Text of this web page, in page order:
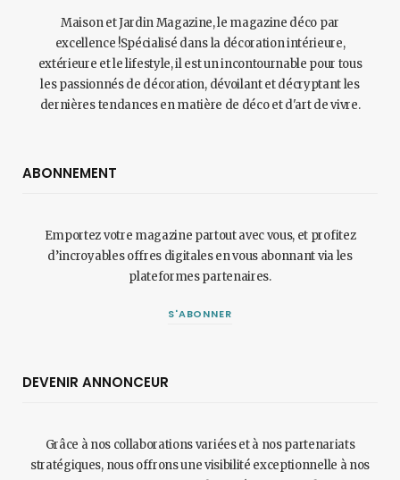
Maison et Jardin Magazine, le magazine déco par
excellence !Spécialisé dans la décoration intérieure,
extérieure et le lifestyle, il est un incontournable pour tous
les passionnés de décoration, dévoilant et décryptant les
dernières tendances en matière de déco et d'art de vivre.
ABONNEMENT
Emportez votre magazine partout avec vous, et profitez
d’incroyables offres digitales en vous abonnant via les
plateformes partenaires.
S'ABONNER
DEVENIR ANNONCEUR
Grâce à nos collaborations variées et à nos partenariats
stratégiques, nous offrons une visibilité exceptionnelle à nos